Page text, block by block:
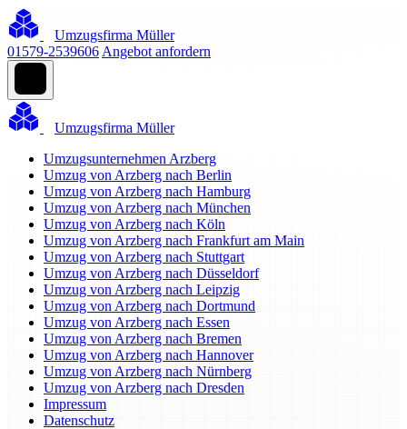
Umzugsfirma Müller
01579-2539606 Angebot anfordern
Umzugsfirma Müller
Umzugsunternehmen Arzberg
Umzug von Arzberg nach Berlin
Umzug von Arzberg nach Hamburg
Umzug von Arzberg nach München
Umzug von Arzberg nach Köln
Umzug von Arzberg nach Frankfurt am Main
Umzug von Arzberg nach Stuttgart
Umzug von Arzberg nach Düsseldorf
Umzug von Arzberg nach Leipzig
Umzug von Arzberg nach Dortmund
Umzug von Arzberg nach Essen
Umzug von Arzberg nach Bremen
Umzug von Arzberg nach Hannover
Umzug von Arzberg nach Nürnberg
Umzug von Arzberg nach Dresden
Impressum
Datenschutz